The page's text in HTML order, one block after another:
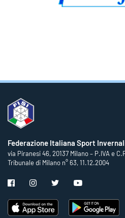
Federazione Italiana Sport
via Piranesi 46, 20137 Milano – P.IVA e
Tribunale di Milano n° 63, 11.12.2004